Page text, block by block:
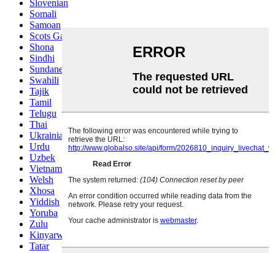
Slovenian
Somali
Samoan
Scots Gaelic
Shona
Sindhi
Sundanese
Swahili
Tajik
Tamil
Telugu
Thai
Ukrainian
Urdu
Uzbek
Vietnamese
Welsh
Xhosa
Yiddish
Yoruba
Zulu
Kinyarwanda
Tatar